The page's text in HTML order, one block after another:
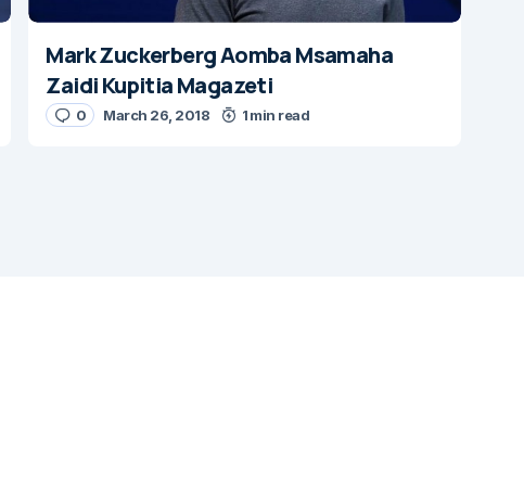
Mark Zuckerberg Aomba Msamaha
Zaidi Kupitia Magazeti
0 March 26, 2018 1 min read